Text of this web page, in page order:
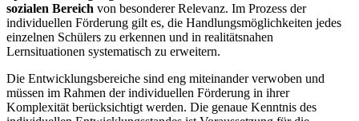
sozialen Bereich von besonderer Relevanz. Im Prozess der
individuellen Förderung gilt es, die Handlungsmöglichkeiten jedes
einzelnen Schülers zu erkennen und in realitätsnahen
Lernsituationen systematisch zu erweitern.
Die Entwicklungsbereiche sind eng miteinander verwoben und
müssen im Rahmen der individuellen Förderung in ihrer
Komplexität berücksichtigt werden. Die genaue Kenntnis des